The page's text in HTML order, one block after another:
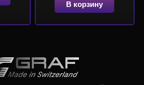
В корзину